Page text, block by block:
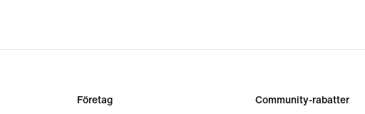
Företag Community-rabatter